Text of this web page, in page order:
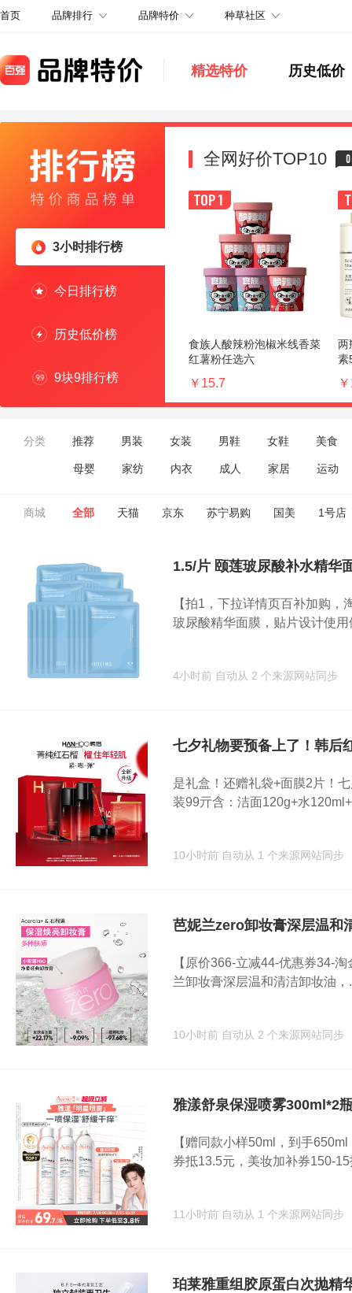
首页 品牌排行 品牌特价 种草社区
精选特价 历史低价
3小时排行榜
今日排行榜
历史低价榜
9块9排行榜
全网好价TOP10
食族人酸辣粉泡椒米线香菜
红薯粉任选六
￥15.7
两
素
分类 推荐 男装 女装 男鞋 女鞋 美食
母婴 家纺 内衣 成人 家居 运动
商城 全部 天猫 京东 苏宁易购 国美 1号店
1.5/片 颐莲玻尿酸补水精华
【拍1，下拉详情页百补加购
玻尿酸精华面膜，贴片设计使用
4小时前 自动从 2 个来源网站同步
七夕礼物要预备上了！韩后
是礼盒！还赠礼袋+面膜2片！
装99亓含：洁面120g+水
10小时前 自动从 1 个来源网站同步
芭妮兰zero卸妆膏深层温和
【原价366-立减44-优惠券34-
兰卸妆膏深层温和清洁卸妆油，
10小时前 自动从 2 个来源网站同步
雅漾舒泉保湿喷雾300ml*2
【赠同款小样50ml，到手
券抵13.5元，美妆加补券150-15
11小时前 自动从 1 个来源网站同步
珀莱雅重组胶原蛋白次抛精